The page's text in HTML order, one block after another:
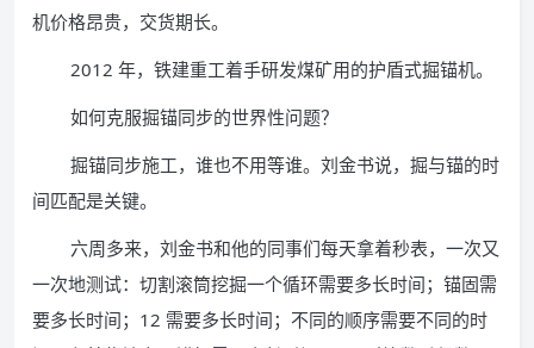
机价格昂贵，交货期长。
2012 年，铁建重工着手研发煤矿用的护盾式掘锚机。
如何克服掘锚同步的世界性问题？
掘锚同步施工，谁也不用等谁。刘金书说，掘与锚的时
间匹配是关键。
六周多来，刘金书和他的同事们每天拿着秒表，一次又
一次地测试：切割滚筒挖掘一个循环需要多长时间；锚固需
要多长时间；12 需要多长时间；不同的顺序需要不同的时